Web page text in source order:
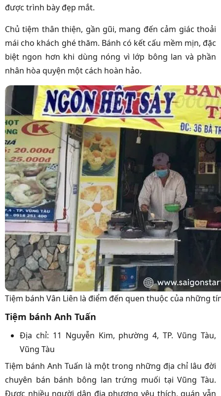
được trình bày đẹp mắt.
Chủ tiệm thân thiện, gần gũi, mang đến cảm giác thoải
mái cho khách ghé thăm. Bánh có kết cấu mềm mịn, đặc
biệt ngon hơn khi dùng nóng vì lớp bông lan và phần
nhân hòa quyện một cách hoàn hảo.
Tiệm bánh Vân Liên là điểm đến quen thuộc của những
Tiệm bánh Anh Tuấn
Địa chỉ: 11 Nguyễn Kim, phường 4, TP. Vũng Tàu,
Vũng Tàu
Tiệm bánh Anh Tuấn là một trong những địa chỉ lâu đời
chuyên bán bánh bông lan trứng muối tại Vũng Tàu.
Được nhiều người dân địa phương yêu thích, quán vẫn